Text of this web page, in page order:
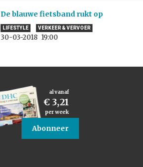
De blauwe fietsband rukt op
LIFESTYLE VERKEER & VERVOER
30-03-2018 19:00
al vanaf
€ 3,21
per week
Abonneer